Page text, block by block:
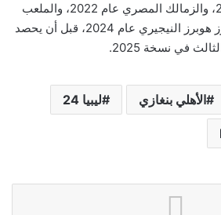
أتلتيكو الأنغولي عام 2021، والزمالك المصري عام 2022، والملعب
المالي عام 2023، وريفرز هوبرز النيجيري عام 2024، قبل أن يحصد
في نسخة 2025.
الأهلي بنغازي ليبيا 24